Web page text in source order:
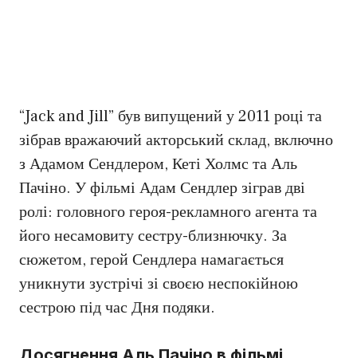
“Jack and Jill” був випущений у 2011 році та
зібрав вражаючий акторський склад, включно
з Адамом Сендлером, Кеті Холмс та Аль
Пачіно. У фільмі Адам Сендлер зіграв дві
ролі: головного героя-рекламного агента та
його несамовиту сестру-близнючку. За
сюжетом, герой Сендлера намагається
уникнути зустрічі зі своєю неспокійною
сестрою під час Дня подяки.